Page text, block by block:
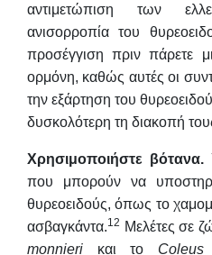
αντιμετώπιση των
ανισορροπία του
προσέγγιση πριν πάρετε
ορμόνη, καθώς αυτές οι
την εξάρτηση του
δυσκολότερη τη διακοπή
Χρησιμοποιήστε βότανα.
που μπορούν να
θυρεοειδούς, όπως το
ασβαγκάντα.12 Μελέτες σε
monnieri και το Coleus